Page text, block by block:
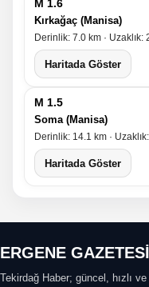
M 1.6
Kırkağaç (Manisa)
Derinlik: 7.0 km · Uzaklık:
Haritada Göster
M 1.5
Soma (Manisa)
Derinlik: 14.1 km ·
Haritada Göster
ERGENE GAZETESİ
Tekirdağ Haber; güncel, hızlı